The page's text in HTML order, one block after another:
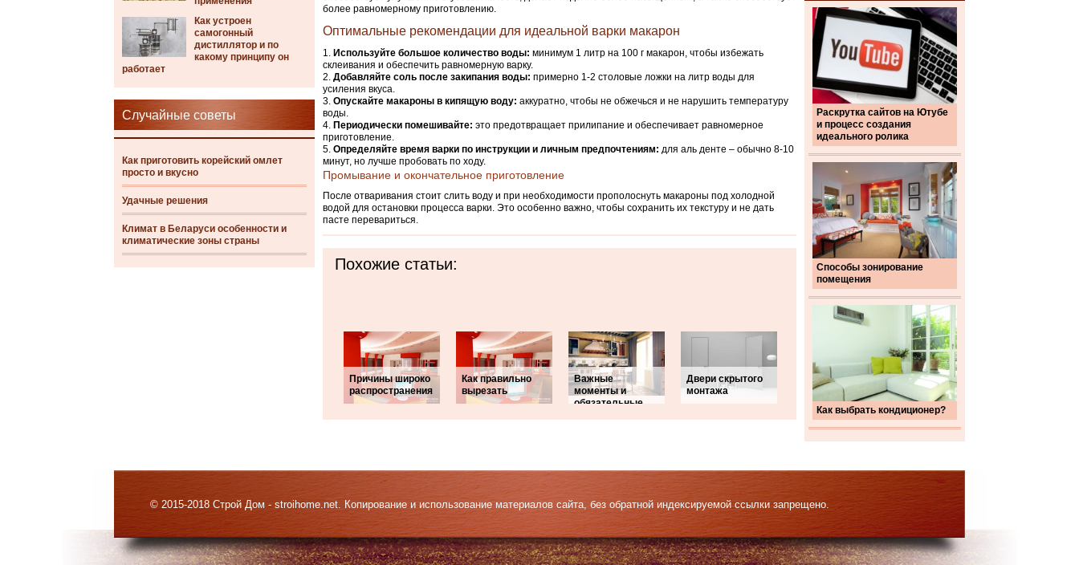
Как устроен
самогонный
дистиллятор и по
какому принципу он
работает
Случайные советы
Как приготовить корейский омлет
просто и вкусно
Удачные решения
Климат в Беларуси особенности и
климатические зоны страны
Раскрутка сайтов на Ютубе
и процесс создания
идеального ролика
Способы зонирование
помещения
Как выбрать кондиционер?
более равномерному приготовлению.
Оптимальные рекомендации для идеальной варки макарон
Используйте большое количество воды: минимум 1 литр на 100 г макарон, чтобы избежать
склеивания и обеспечить равномерную варку.
Добавляйте соль после закипания воды: примерно 1-2 столовые ложки на литр воды для
усиления вкуса.
Опускайте макароны в кипящую воду: аккуратно, чтобы не обжечься и не нарушить температуру
воды.
Периодически помешивайте: это предотвращает прилипание и обеспечивает равномерное
приготовление.
Определяйте время варки по инструкции и личным предпочтениям: для аль денте – обычно 8-10
минут, но лучше пробовать по ходу.
Промывание и окончательное приготовление
После отваривания стоит слить воду и при необходимости прополоснуть макароны под холодной
водой для остановки процесса варки. Это особенно важно, чтобы сохранить их текстуру и не дать
пасте перевариться.
Похожие статьи:
Причины широко
распространения
Как правильно
вырезать
Важные
моменты и
обязательные
Двери скрытого
монтажа
© 2015-2018 Строй Дом - stroihome.net. Копирование и использование материалов сайта, без обратной индексируемой ссылки запрещено.